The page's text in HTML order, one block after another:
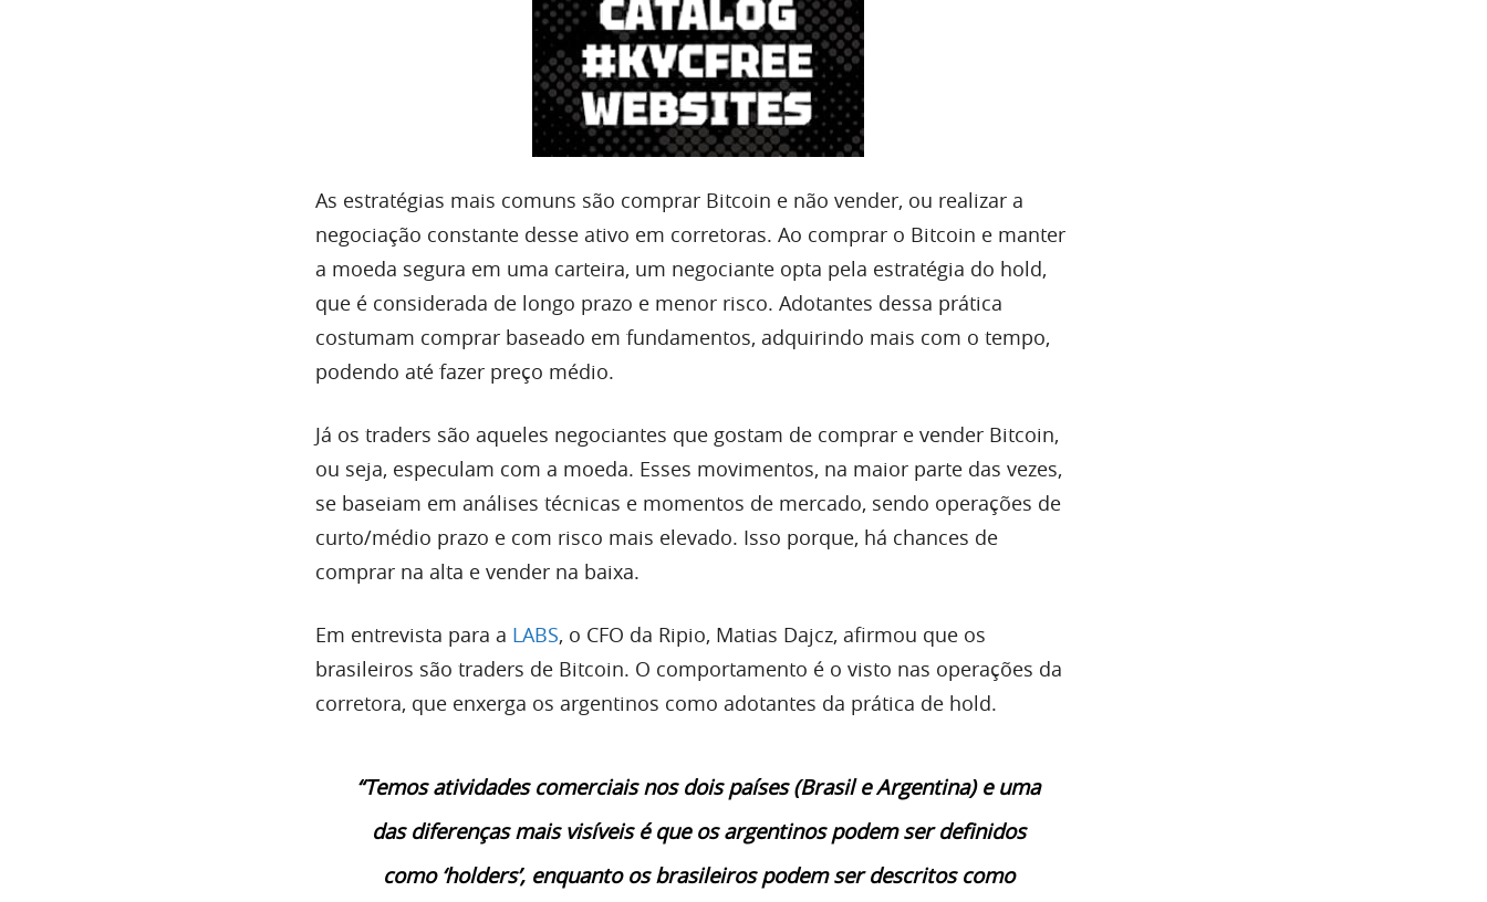
As estratégias mais comuns são comprar Bitcoin e não vender, ou realizar a
negociação constante desse ativo em corretoras. Ao comprar o Bitcoin e manter
a moeda segura em uma carteira, um negociante opta pela estratégia do hold,
que é considerada de longo prazo e menor risco. Adotantes dessa prática
costumam comprar baseado em fundamentos, adquirindo mais com o tempo,
podendo até fazer preço médio.
Já os traders são aqueles negociantes que gostam de comprar e vender Bitcoin,
ou seja, especulam com a moeda. Esses movimentos, na maior parte das vezes,
se baseiam em análises técnicas e momentos de mercado, sendo operações de
curto/médio prazo e com risco mais elevado. Isso porque, há chances de
comprar na alta e vender na baixa.
Em entrevista para a LABS, o CFO da Ripio, Matias Dajcz, afirmou que os
brasileiros são traders de Bitcoin. O comportamento é o visto nas operações da
corretora, que enxerga os argentinos como adotantes da prática de hold.
“Temos atividades comerciais nos dois países (Brasil e Argentina) e uma
das diferenças mais visíveis é que os argentinos podem ser definidos
como ‘holders’, enquanto os brasileiros podem ser descritos como